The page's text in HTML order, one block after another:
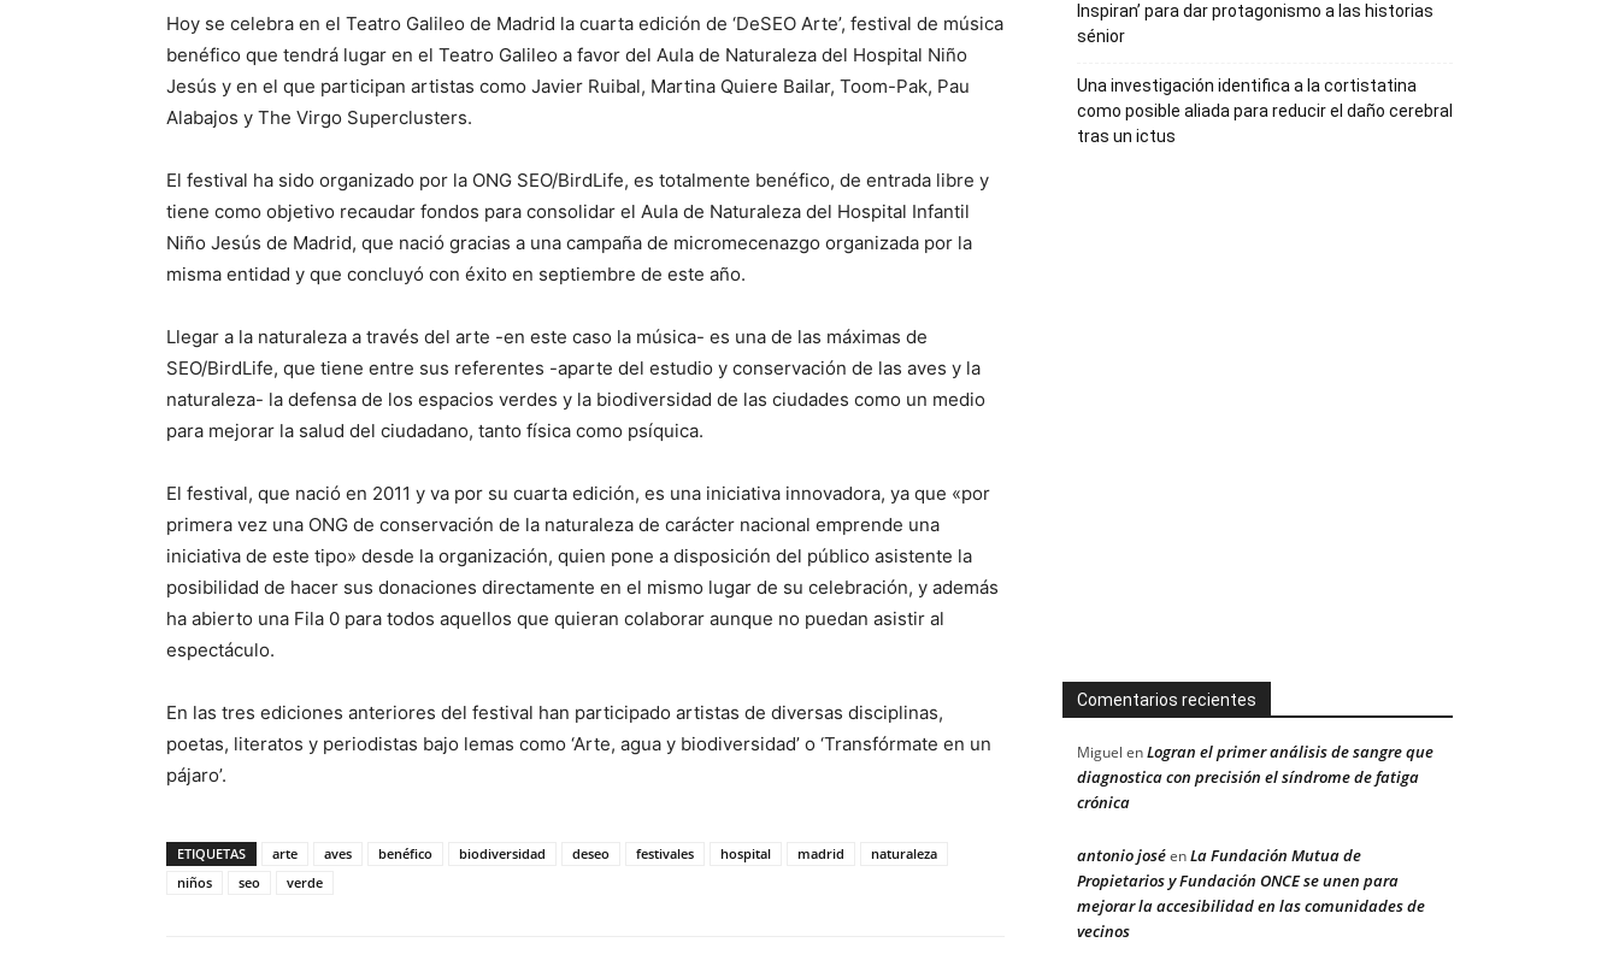
Hoy se celebra en el Teatro Galileo de Madrid la cuarta edición de ‘DeSEO Arte’, festival de música
benéfico que tendrá lugar en el Teatro Galileo a favor del Aula de Naturaleza del Hospital Niño
Jesús y en el que participan artistas como Javier Ruibal, Martina Quiere Bailar, Toom-Pak, Pau
Alabajos y The Virgo Superclusters.
El festival ha sido organizado por la ONG SEO/BirdLife, es totalmente benéfico, de entrada libre y
tiene como objetivo recaudar fondos para consolidar el Aula de Naturaleza del Hospital Infantil
Niño Jesús de Madrid, que nació gracias a una campaña de micromecenazgo organizada por la
misma entidad y que concluyó con éxito en septiembre de este año.
Llegar a la naturaleza a través del arte -en este caso la música- es una de las máximas de
SEO/BirdLife, que tiene entre sus referentes -aparte del estudio y conservación de las aves y la
naturaleza- la defensa de los espacios verdes y la biodiversidad de las ciudades como un medio
para mejorar la salud del ciudadano, tanto física como psíquica.
El festival, que nació en 2011 y va por su cuarta edición, es una iniciativa innovadora, ya que «por
primera vez una ONG de conservación de la naturaleza de carácter nacional emprende una
iniciativa de este tipo» desde la organización, quien pone a disposición del público asistente la
posibilidad de hacer sus donaciones directamente en el mismo lugar de su celebración, y además
ha abierto una Fila 0 para todos aquellos que quieran colaborar aunque no puedan asistir al
espectáculo.
En las tres ediciones anteriores del festival han participado artistas de diversas disciplinas,
poetas, literatos y periodistas bajo lemas como ‘Arte, agua y biodiversidad’ o ‘Transfórmate en un
pájaro’.
ETIQUETAS arte aves benéfico biodiversidad deseo festivales hospital madrid
naturaleza
niños
seo verde
Inspiran’ para dar protagonismo a las historias
sénior
Una investigación identifica a la cortistatina
como posible aliada para reducir el daño cerebral
tras un ictus
Comentarios recientes
Miguel enLogran el primer análisis de sangre que
diagnostica con precisión el síndrome de fatiga
crónica
antonio joséenLa Fundación Mutua de
Propietarios y Fundación ONCE se unen para
mejorar la accesibilidad en las comunidades de
vecinos